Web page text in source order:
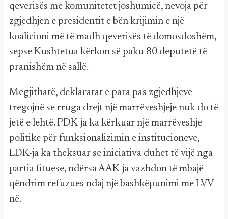
qeverisës me komunitetet joshumicë, nevoja për
zgjedhjen e presidentit e bën krijimin e një
koalicioni më të madh qeverisës të domosdoshëm,
sepse Kushtetua kërkon së paku 80 deputetë të
pranishëm në sallë.
Megjithatë, deklaratat e para pas zgjedhjeve
tregojnë se rruga drejt një marrëveshjeje nuk do të
jetë e lehtë. PDK-ja ka kërkuar një marrëveshje
politike për funksionalizimin e institucioneve,
LDK-ja ka theksuar se iniciativa duhet të vijë nga
partia fituese, ndërsa AAK-ja vazhdon të mbajë
qëndrim refuzues ndaj një bashkëpunimi me LVV-
në.